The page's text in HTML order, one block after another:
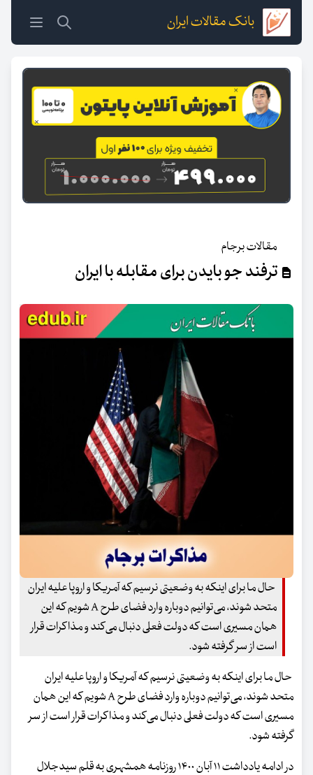
بانک مقالات ایران
مقالات برجام
ترفند جو بایدن برای مقابله با ایران
حال ما برای اینکه به وضعیتی نرسیم که آمریکا و اروپا علیه ایران
متحد شوند، می‌توانیم دوباره وارد فضای طرح A شویم که این
همان مسیری است که دولت فعلی دنبال می‌کند و مذاکرات قرار
است از سر گرفته شود.
حال ما برای اینکه به وضعیتی نرسیم که آمریکا و اروپا علیه ایران
متحد شوند، می‌توانیم دوباره وارد فضای طرح A شویم که این همان
مسیری است که دولت فعلی دنبال می‌کند و مذاکرات قرار است از سر
گرفته شود.
در ادامه یادداشت ۱۱ آبان ۱۴۰۰ روزنامه همشهری به قلم سیدجلال